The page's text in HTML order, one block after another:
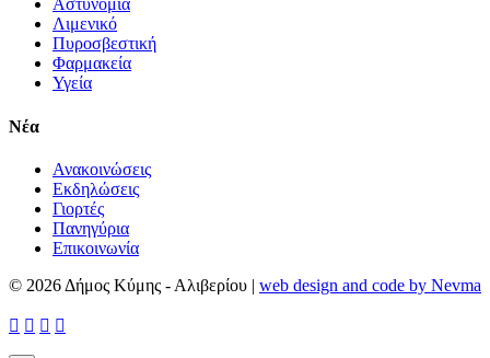
Αστυνομία
Λιμενικό
Πυροσβεστική
Φαρμακεία
Υγεία
Νέα
Ανακοινώσεις
Εκδηλώσεις
Γιορτές
Πανηγύρια
Επικοινωνία
© 2026 Δήμος Κύμης - Αλιβερίου | web design and code by Nevma
   